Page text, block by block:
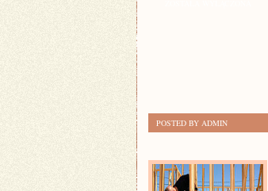
POSTED BY ADMIN